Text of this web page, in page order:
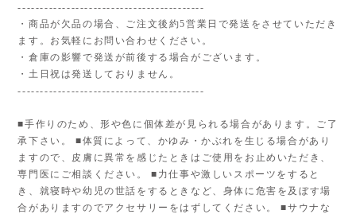
------------------------------------------
・商品が欠品の場合、ご注文後約5営業日で発送をさせていただき
ます。お気軽にお問い合わせください。
・倉庫の影響で発送が前後する場合がございます。
・土日祝は発送しておりません。
------------------------------------------
■手作りのため、形や色に個体差が見られる場合があります。ご了
承下さい。 ■体質によって、かゆみ・かぶれを生じる場合があり
ますので、皮膚に異常を感じたときはご使用をお止めいただき、
専門医にご相談ください。 ■力仕事や激しいスポーツをすると
き、就寝時や幼児の世話をするときなど、身体に危害を及ぼす場
合がありますのでアクセサリーをはずしてください。 ■サウナな